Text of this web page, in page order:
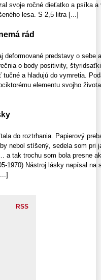
svoje ročné dieťatko a psíka a
lesa. S 2,5 litra [...]
rád
deformované predstavy o
o body positivity,
tučné a hladujú do vymretia.
elementu svojho
do roztrhania. Papierový
nebol stíšený, sedela som pri
a tak trochu som bola presne
1970) Nástroj lásky napísal
RSS